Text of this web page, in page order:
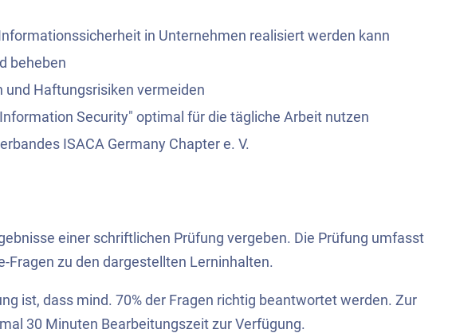
in Unternehmen realisiert werden kann
beheben
Haftungsrisiken vermeiden
Security" optimal für die tägliche Arbeit nutzen
ISACA Germany Chapter e. V.
einer schriftlichen Prüfung vergeben. Die Prüfung umfasst
zu den dargestellten Lerninhalten.
ist, dass mind. 70% der Fragen richtig beantwortet werden. Zur
30 Minuten Bearbeitungszeit zur Verfügung.